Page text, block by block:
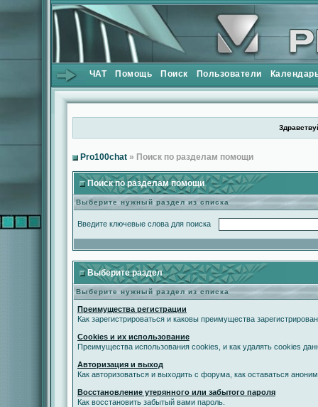
ЧАТ Помощь Поиск Пользователи
Pro100chat » Поиск по разделам помощи
Поиск по разделам помощи
Выберите нужный раздел из списка
Введите ключевые слова для поиска
Выберите раздел
Выберите нужный раздел из списка
Преимущества регистрации
Как зарегистрироваться и каковы преимущества
Cookies и их использование
Преимущества использования cookies, и как удалять cookies
Авторизация и выход
Как авторизоваться и выходить с форума, как оставаться
Восстановление утерянного или забытого пароля
Как восстановить забытый вами пароль.